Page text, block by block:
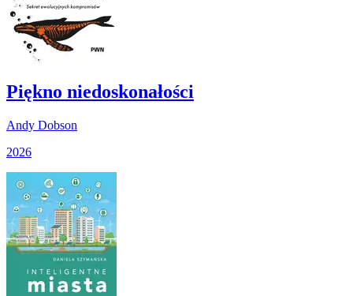
Piękno niedoskonałości
Andy Dobson
2026